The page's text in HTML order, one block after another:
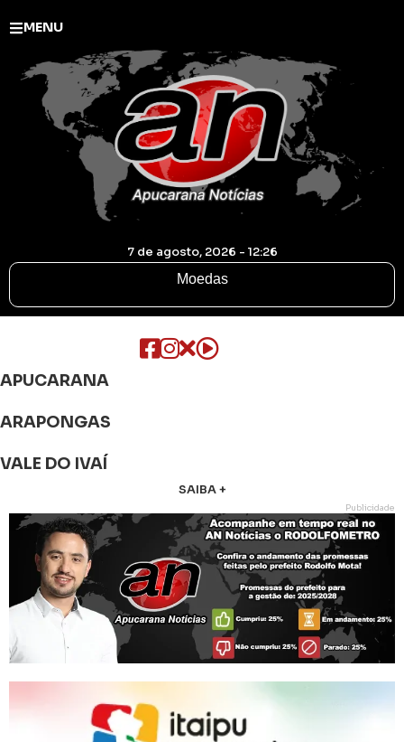
MENU
7 de agosto, 2026 - 12:26
Moedas
APUCARANA
ARAPONGAS
VALE DO IVAÍ
SAIBA +
Publicidade